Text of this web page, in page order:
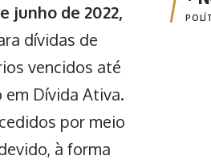
junho de 2022,
dívidas de
vencidos até
Dívida Ativa.
por meio
à forma